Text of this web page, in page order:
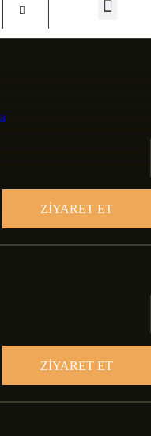
ZİYARET ET
ZİYARET ET